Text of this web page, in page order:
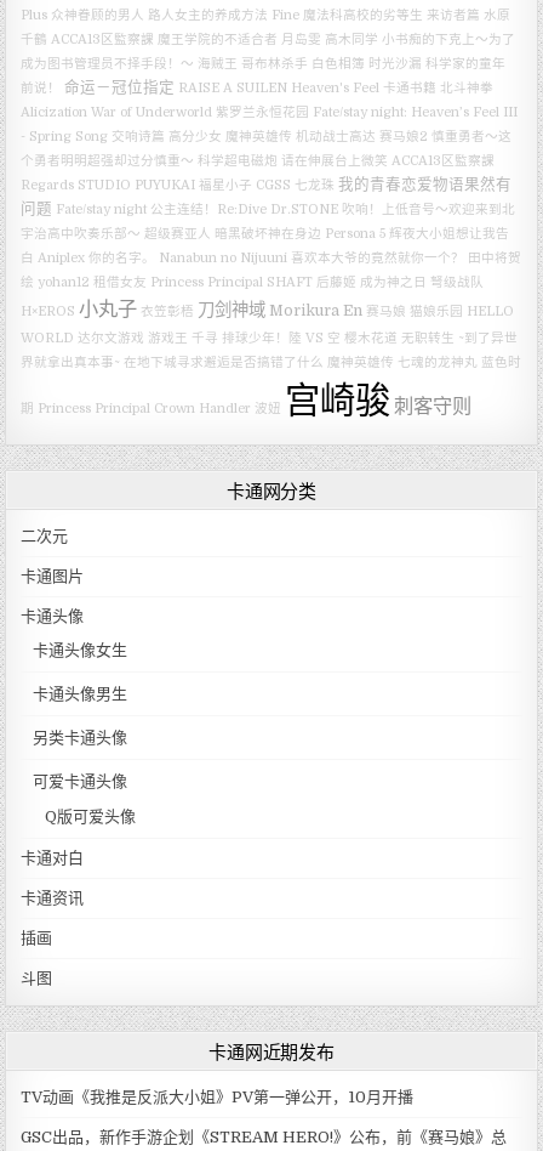
Plus 众神眷顾的男人 路人女主的养成方法 Fine 魔法科高校的劣等生 来访者篇 水原
千鶴 ACCA13区監察課 魔王学院的不适合者 月岛雯 高木同学 小书痴的下克上～为了
成为图书管理员不择手段！～ 海贼王 哥布林杀手 白色相簿 时光沙漏 科学家的童年
前说！
命运－冠位指定 RAISE A SUILEN Heaven's Feel 卡通书籍 北斗神拳
Alicization War of Underworld 紫罗兰永恒花园 Fate/stay night: Heaven’s Feel III
- Spring Song 交响诗篇 高分少女 魔神英雄传 机动战士高达 赛马娘2 慎重勇者～这
个勇者明明超强却过分慎重～ 科学超电磁炮 请在伸展台上微笑 ACCA13区監察課
Regards STUDIO PUYUKAI 福星小子 CGSS 七龙珠 我的青春恋爱物语果然有
问题 Fate/stay night 公主连结！Re:Dive Dr.STONE 吹响！上低音号～欢迎来到北
宇治高中吹奏乐部～ 超级赛亚人 暗黑破坏神在身边 Persona 5 辉夜大小姐想让我告
白 Aniplex 你的名字。 Nanabun no Nijuuni 喜欢本大爷的竟然就你一个？
田中将贺
绘 yohan12 租借女友 Princess Principal SHAFT 后藤姬 成为神之日 弩级战队
H×EROS 小丸子 衣笠彰梧 刀剑神域 Morikura En 赛马娘 猫娘乐园 HELLO
WORLD 达尔文游戏 游戏王 千寻 排球少年！陸 VS 空 樱木花道 无职转生 ~到了异世
界就拿出真本事~ 在地下城寻求邂逅是否搞错了什么 魔神英雄传 七魂的龙神丸 蓝色时
期 Princess Principal Crown Handler 波妞 宫崎骏 刺客守则
卡通网分类
二次元
卡通图片
卡通头像
卡通头像女生
卡通头像男生
另类卡通头像
可爱卡通头像
Q版可爱头像
卡通对白
卡通资讯
插画
斗图
卡通网近期发布
TV动画《我推是反派大小姐》PV第一弹公开，10月开播
GSC出品，新作手游企划《STREAM HERO!》公布，前《赛马娘》总